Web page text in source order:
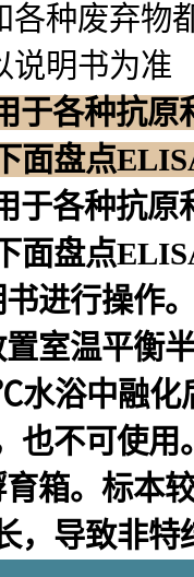
各种废弃物
说明书为准
于各种抗
面盘点
于各种抗
面盘点
进行操作
室温平衡
水浴中融化
也不可使用
箱。标本
，导致非